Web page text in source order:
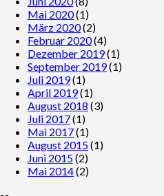
Mai 2020(1)
März 2020(2)
Februar 2020(4)
Dezember 2019(1)
September 2019(1)
Juli 2019(1)
April 2019(1)
August 2018 (3)
Juli 2017(1)
Mai 2017(1)
August 2015(1)
Juni 2015(2)
Mai 2014(2)